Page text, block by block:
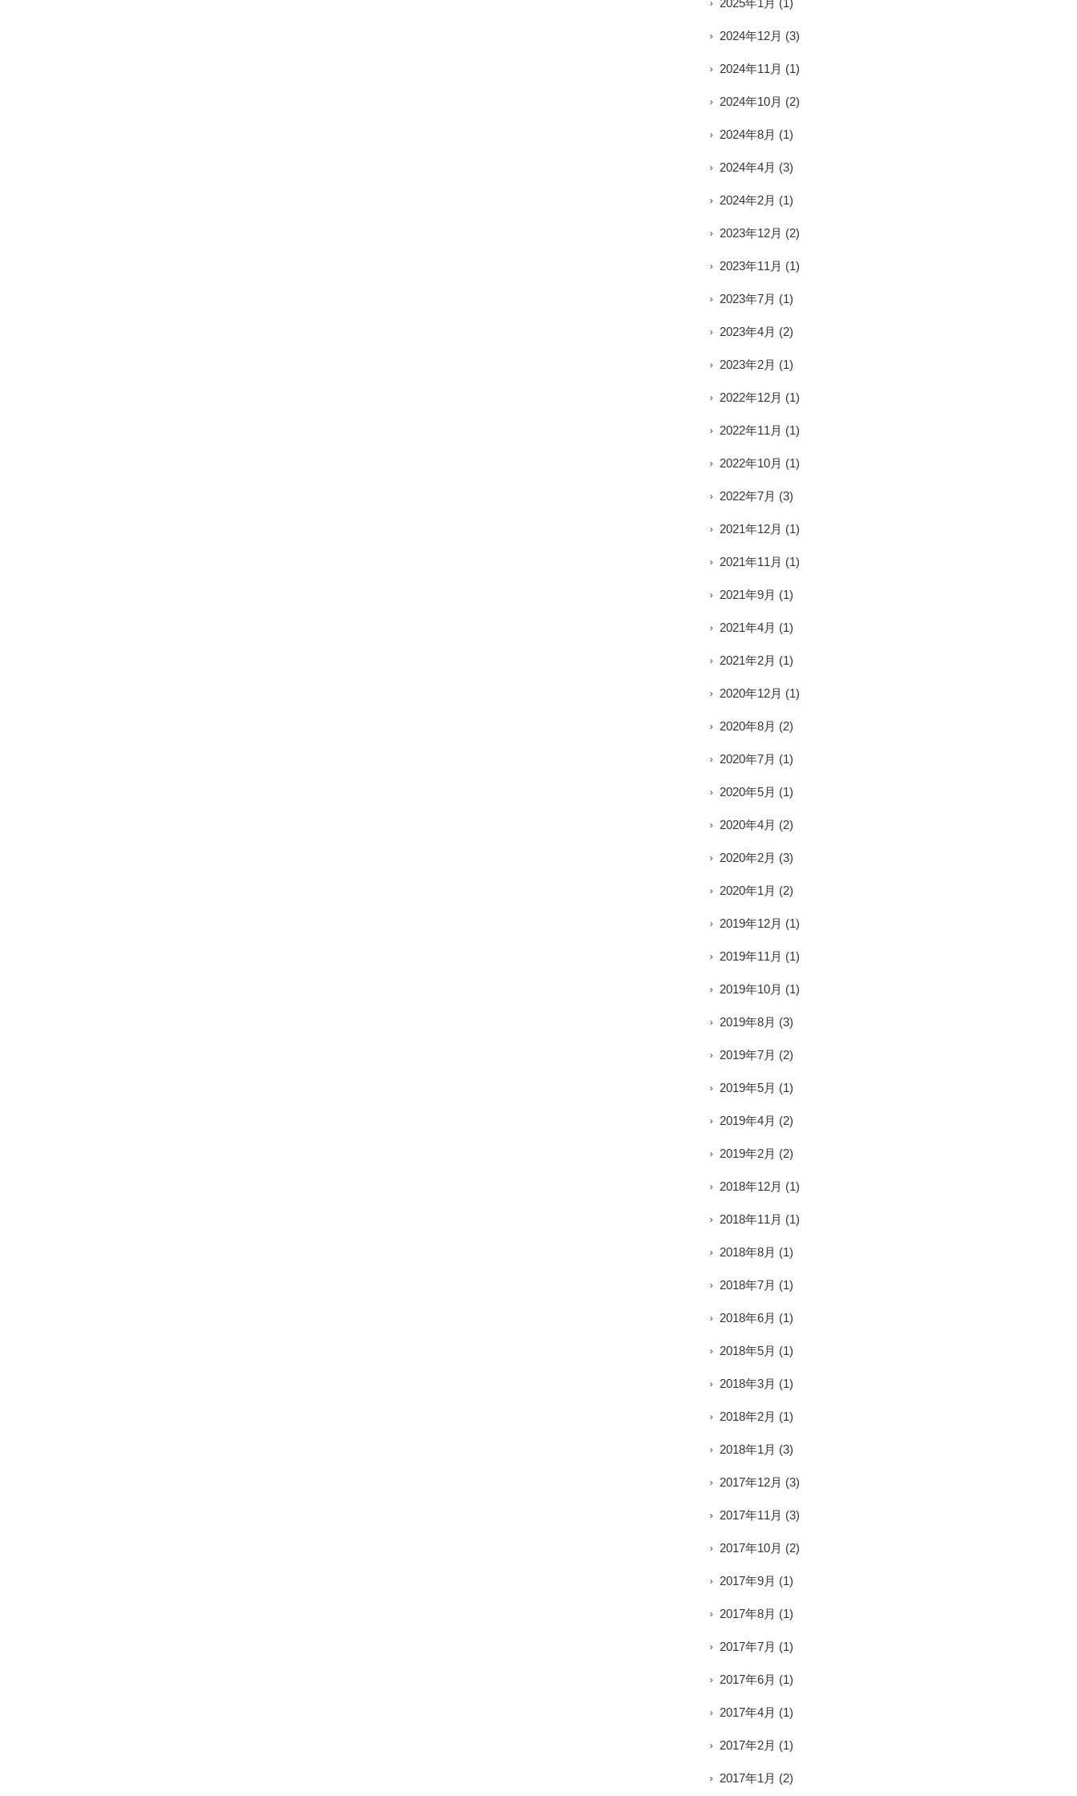
2025年1月 (1)
2024年12月 (3)
2024年11月 (1)
2024年10月 (2)
2024年8月 (1)
2024年4月 (3)
2024年2月 (1)
2023年12月 (2)
2023年11月 (1)
2023年7月 (1)
2023年4月 (2)
2023年2月 (1)
2022年12月 (1)
2022年11月 (1)
2022年10月 (1)
2022年7月 (3)
2021年12月 (1)
2021年11月 (1)
2021年9月 (1)
2021年4月 (1)
2021年2月 (1)
2020年12月 (1)
2020年8月 (2)
2020年7月 (1)
2020年5月 (1)
2020年4月 (2)
2020年2月 (3)
2020年1月 (2)
2019年12月 (1)
2019年11月 (1)
2019年10月 (1)
2019年8月 (3)
2019年7月 (2)
2019年5月 (1)
2019年4月 (2)
2019年2月 (2)
2018年12月 (1)
2018年11月 (1)
2018年8月 (1)
2018年7月 (1)
2018年6月 (1)
2018年5月 (1)
2018年3月 (1)
2018年2月 (1)
2018年1月 (3)
2017年12月 (3)
2017年11月 (3)
2017年10月 (2)
2017年9月 (1)
2017年8月 (1)
2017年7月 (1)
2017年6月 (1)
2017年4月 (1)
2017年2月 (1)
2017年1月 (2)